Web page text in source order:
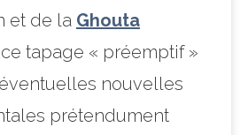
et de la Ghouta
ce tapage « préemptif »
nouvelles
prétendument